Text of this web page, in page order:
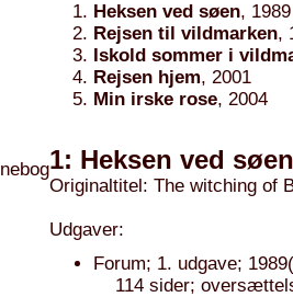
Heksen ved søen, 1989
Rejsen til vildmarken,
Iskold sommer i
Rejsen hjem, 2001
Min irske rose, 2004
1: Heksen ved
Originaltitel: The witching of
Udgaver:
Forum; 1. udgave;
114 sider;